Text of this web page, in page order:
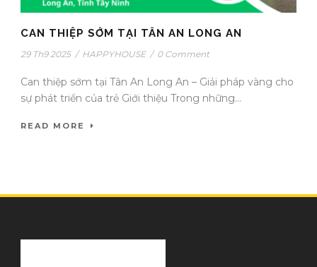
CAN THIỆP SỚM TẠI TÂN AN LONG AN
29 Th9 2025 / HAPPYHOUSE / 0 Comment
Can thiệp sớm tại Tân An Long An – Giải pháp vàng cho
sự phát triển của trẻ Giới thiệu Trong những...
READ MORE